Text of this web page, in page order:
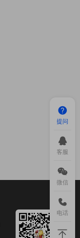
提问
客服
微信
电话